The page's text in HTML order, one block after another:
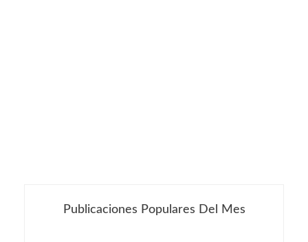
Publicaciones Populares Del Mes